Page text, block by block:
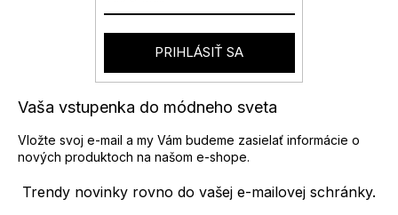
Trendy novinky rovno do vašej e-mailovej schránky.
Vaša vstupenka do módneho sveta
Vložte svoj e-mail a my Vám budeme zasielať informácie o
nových produktoch na našom e-shope.
PRIHLÁSIŤ SA